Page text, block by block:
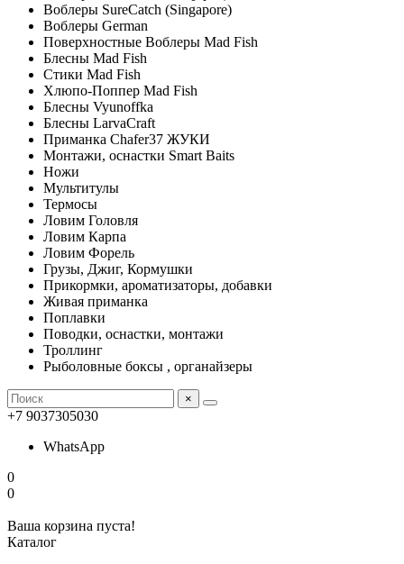
Воблеры SureCatch (Singapore)
Воблеры German
Поверхностные Воблеры Mad Fish
Блесны Mad Fish
Стики Mad Fish
Хлюпо-Поппер Mad Fish
Блесны Vyunoffka
Блесны LarvaCraft
Приманка Chafer37 ЖУКИ
Монтажи, оснастки Smart Baits
Ножи
Мультитулы
Термосы
Ловим Головля
Ловим Карпа
Ловим Форель
Грузы, Джиг, Кормушки
Прикормки, ароматизаторы, добавки
Живая приманка
Поплавки
Поводки, оснастки, монтажи
Троллинг
Рыболовные боксы , органайзеры
×
+7 9037305030
WhatsApp
0
0
Ваша корзина пуста!
Каталог